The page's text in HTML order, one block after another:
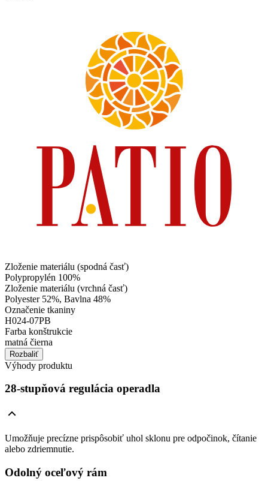
Zloženie materiálu (spodná časť)
Polypropylén 100%
Zloženie materiálu (vrchná časť)
Polyester 52%, Bavlna 48%
Označenie tkaniny
H024-07PB
Farba konštrukcie
matná čierna
Rozbaliť
Výhody produktu
28-stupňová regulácia operadla
Umožňuje precízne prispôsobiť uhol sklonu pre odpočinok, čítanie
alebo zdriemnutie.
Odolný oceľový rám